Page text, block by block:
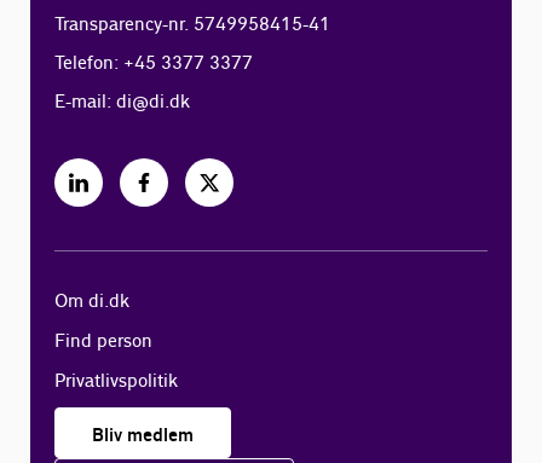
Transparency-nr. 5749958415-41
Telefon: +45 3377 3377
E-mail:di@di.dk
Om di.dk
Find person
Privatlivspolitik
Bliv medlem